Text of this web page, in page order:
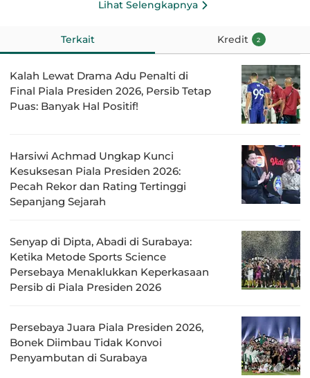
Lihat Selengkapnya
Terkait Kredit 2
Kalah Lewat Drama Adu Penalti di
Final Piala Presiden 2026, Persib Tetap
Puas: Banyak Hal Positif!
Harsiwi Achmad Ungkap Kunci
Kesuksesan Piala Presiden 2026:
Pecah Rekor dan Rating Tertinggi
Sepanjang Sejarah
Senyap di Dipta, Abadi di Surabaya:
Ketika Metode Sports Science
Persebaya Menaklukkan Keperkasaan
Persib di Piala Presiden 2026
Persebaya Juara Piala Presiden 2026,
Bonek Diimbau Tidak Konvoi
Penyambutan di Surabaya